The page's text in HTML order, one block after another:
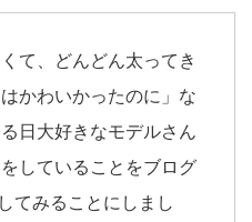
て、どんどん太ってき
かわいかったのに」な
日大好きなモデルさん
していることをブログ
てみることにしまし